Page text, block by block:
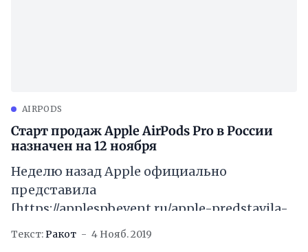
AIRPODS
Старт продаж Apple AirPods Pro в России
назначен на 12 ноября
Неделю назад Apple официально
представила
[https://applespbevent.ru/apple-predstavila-
airpods-pro/] беспроводные наушники
Текст:Ракот 4 Нояб. 2019